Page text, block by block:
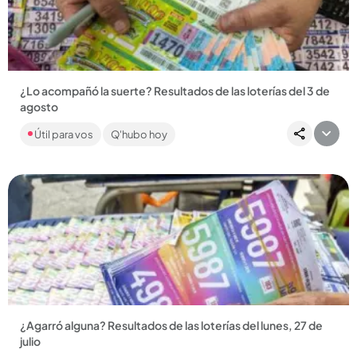
¿Lo acompañó la suerte? Resultados de las loterías del 3 de
agosto
Como cada día, en Q’HUBO le traemos los resultados de los
chances y loterías que jugaron en el país. Si es apostador,
Útil para vos Q'hubo hoy
Compartir Noticia
¿Agarró alguna? Resultados de las loterías del lunes, 27 de
julio